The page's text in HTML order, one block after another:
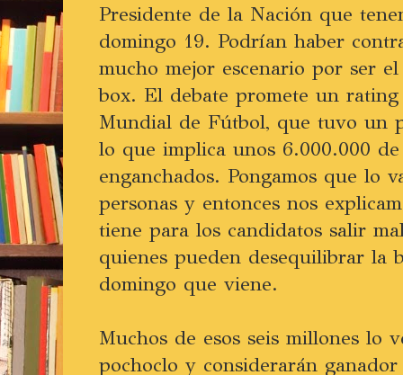
Presidente de la Nación que
domingo 19. Podrían haber
mucho mejor escenario por ser
box. El debate promete un
Mundial de Fútbol, que tuvo un
lo que implica unos 6.000.000
enganchados. Pongamos que lo
personas y entonces nos
tiene para los candidatos salir
quienes pueden desequilibrar la
domingo que viene.
Muchos de esos seis millones lo
pochoclo y considerarán